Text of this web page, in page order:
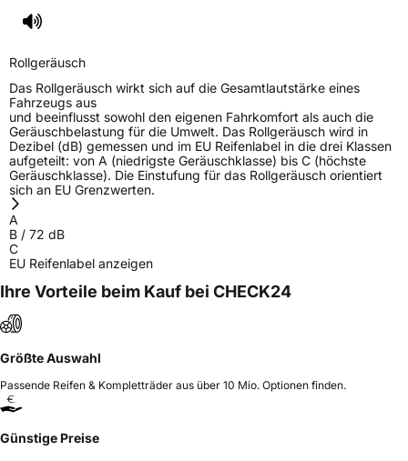
Rollgeräusch
Das Rollgeräusch wirkt sich auf die Gesamtlautstärke eines
Fahrzeugs aus
und beeinflusst sowohl den eigenen Fahrkomfort als auch die
Geräuschbelastung für die Umwelt. Das Rollgeräusch wird in
Dezibel (dB) gemessen und im EU Reifenlabel in die drei Klassen
aufgeteilt: von A (niedrigste Geräuschklasse) bis C (höchste
Geräuschklasse). Die Einstufung für das Rollgeräusch orientiert
sich an EU Grenzwerten.
A
B / 72 dB
C
EU Reifenlabel anzeigen
Ihre Vorteile beim Kauf bei CHECK24
Größte Auswahl
Passende Reifen & Kompletträder aus über 10 Mio. Optionen finden.
Günstige Preise